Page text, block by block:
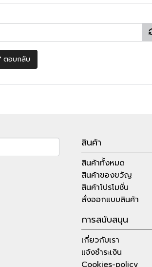
ตอบกลับ
สินค้า
สินค้าทั้งหมด
สินค้าของขวัญ
สินค้าโปรโมชั่น
สั่งออกแบบสินค้า
การสนับสนุน
เกี่ยวกับเรา
แจ้งชำระเงิน
Cookies-policy